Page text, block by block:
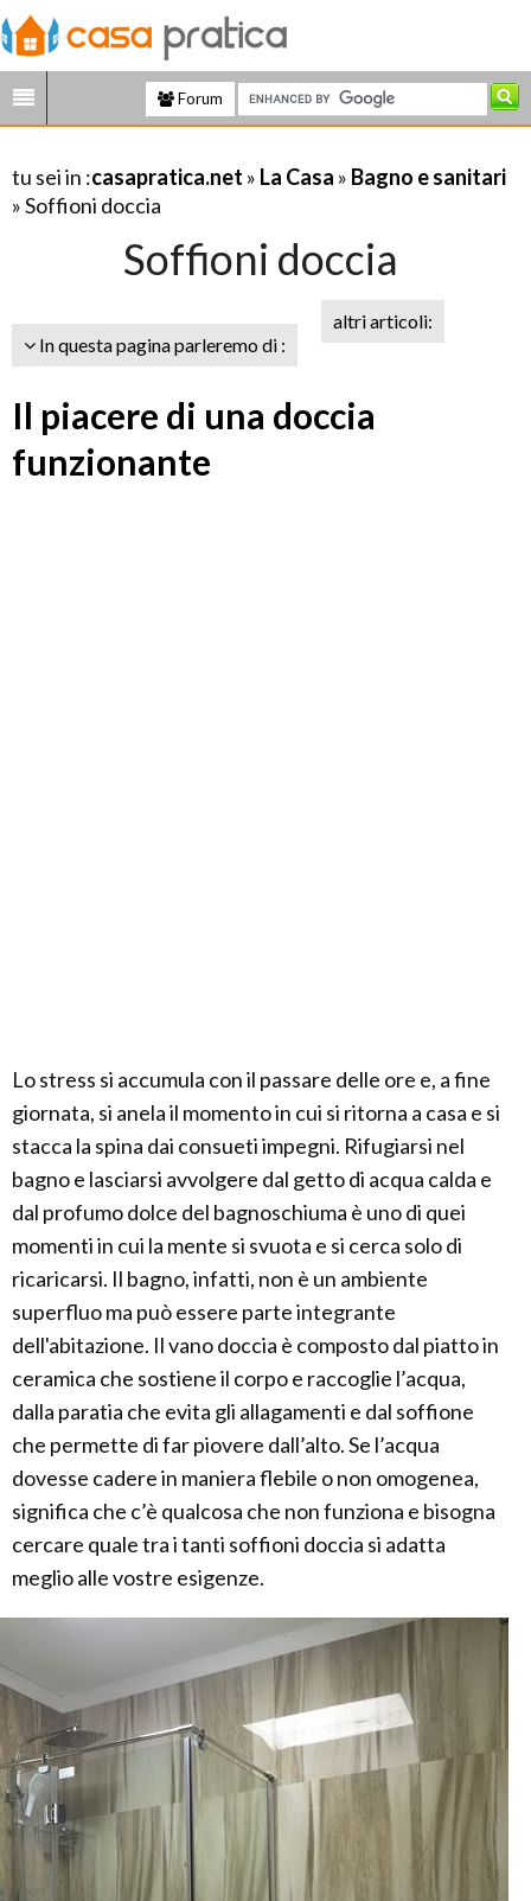
Forum
tu sei in :casapratica.net » La Casa » Bagno e sanitari
» Soffioni doccia
Soffioni doccia
In questa pagina parleremo di :
altri articoli:
Il piacere di una doccia
funzionante
Lo stress si accumula con il passare delle ore e, a fine
giornata, si anela il momento in cui si ritorna a casa e si
stacca la spina dai consueti impegni. Rifugiarsi nel
bagno e lasciarsi avvolgere dal getto di acqua calda e
dal profumo dolce del bagnoschiuma è uno di quei
momenti in cui la mente si svuota e si cerca solo di
ricaricarsi. Il bagno, infatti, non è un ambiente
superfluo ma può essere parte integrante
dell'abitazione. Il vano doccia è composto dal piatto in
ceramica che sostiene il corpo e raccoglie l’acqua,
dalla paratia che evita gli allagamenti e dal soffione
che permette di far piovere dall’alto. Se l’acqua
dovesse cadere in maniera flebile o non omogenea,
significa che c’è qualcosa che non funziona e bisogna
cercare quale tra i tanti soffioni doccia si adatta
meglio alle vostre esigenze.